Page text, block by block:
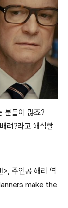
분들이 많죠?
려?라고 해석할
>, 주인공 해리 역
make the